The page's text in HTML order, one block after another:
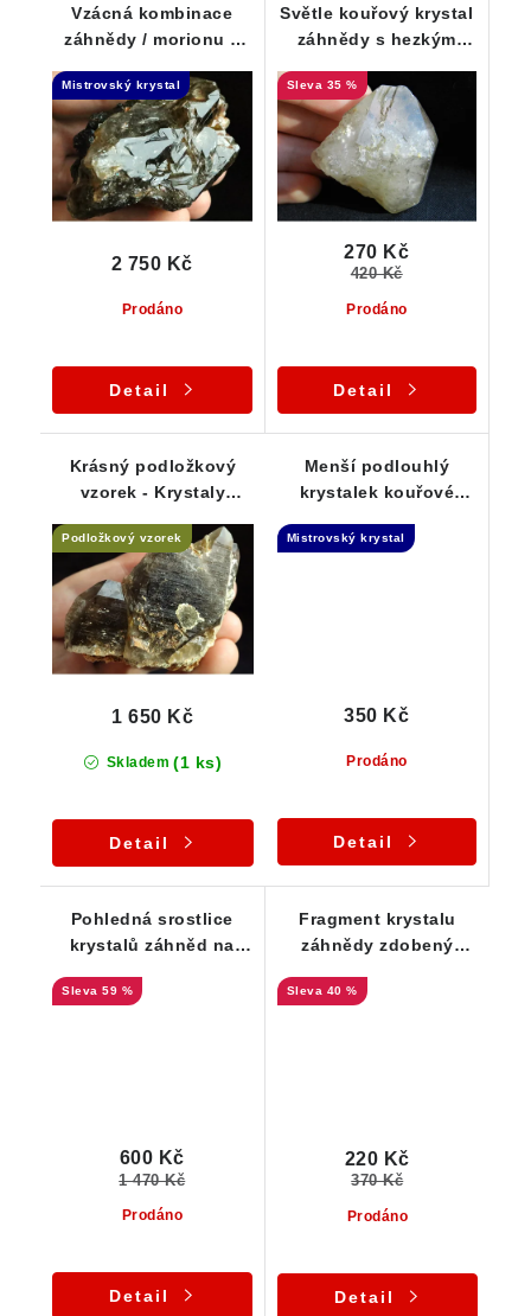
Vzácná kombinace
záhnědy / morionu a
Elestial
Mistrovský krystal
Prodáno
2 750 Kč
Detail
Světle kouřový krystal
záhnědy s hezkým
35 %
Prodáno
270 Kč
420 Kč
Detail
Krásný podložkový
vzorek - Krystaly
ortoklasu
Podložkový vzorek
Skladem (1 ks)
1 650 Kč
Detail
Menší podlouhlý
krystalek kouřové
Mistrovský krystal
Prodáno
350 Kč
Detail
Pohledná srostlice
krystalů záhněd na
křemenem, albitem a
59 %
Prodáno
600 Kč
1 470 Kč
Detail
Fragment krystalu
záhnědy zdobený
muskovitu
40 %
Prodáno
220 Kč
370 Kč
Detail